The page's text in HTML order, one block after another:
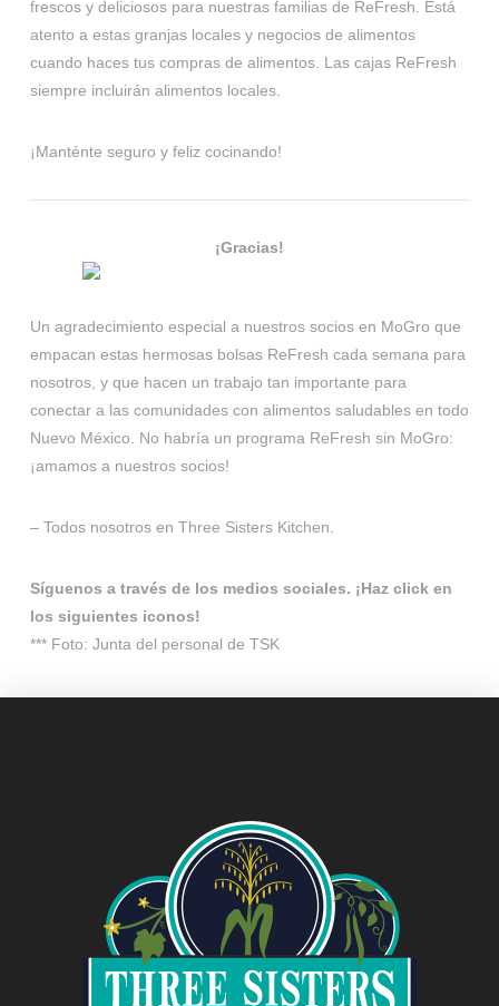
frescos y deliciosos para nuestras familias de ReFresh. Está
atento a estas granjas locales y negocios de alimentos
cuando haces tus compras de alimentos. Las cajas ReFresh
siempre incluirán alimentos locales.
¡Manténte seguro y feliz cocinando!
¡Gracias!
Un agradecimiento especial a nuestros socios en MoGro que
empacan estas hermosas bolsas ReFresh cada semana para
nosotros, y que hacen un trabajo tan importante para
conectar a las comunidades con alimentos saludables en todo
Nuevo México. No habría un programa ReFresh sin MoGro:
¡amamos a nuestros socios!
– Todos nosotros en Three Sisters Kitchen.
Síguenos a través de los medios sociales. ¡Haz click en
los siguientes iconos!
*** Foto: Junta del personal de TSK